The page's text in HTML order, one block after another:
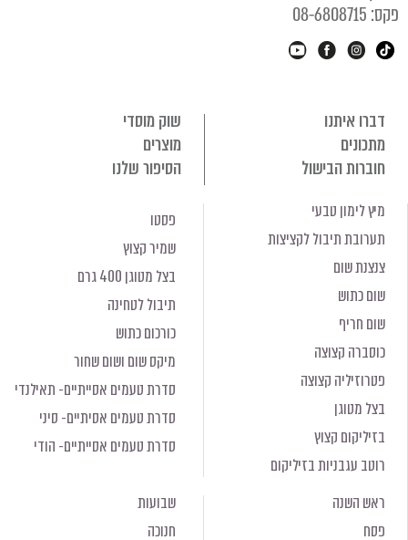
פקס: 08-6808715
דברו איתנו
שוק מוסדי
מתכונים
מוצרים
חוברות הבישול
הסיפור שלנו
מיץ לימון טבעי
תערובת תיבול לקציצות
צנצנת שום
שום כתוש
שום חריף
כוסברה קצוצה
פטרוזיליה קצוצה
בצל מטוגן
בזיליקום קצוץ
רוטב עגבניות בזיליקום
פסטו
שמיר קצוץ
בצל מטוגן 400 גרם
תיבול לטחינה
כורכום כתוש
מיקס שום ושום שחור
סדרת טעמים אסייתיים- תאילנדי
סדרת טעמים אסיתיים- סיני
סדרת טעמים אסייתיים- הודי
ראש השנה
פסח
שבועות
חנוכה